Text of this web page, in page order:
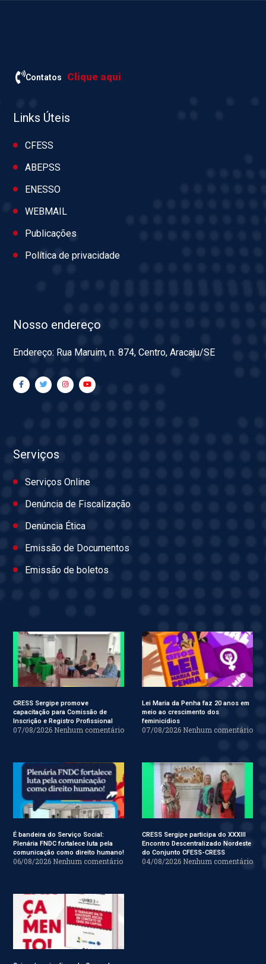
Contatos Clique aqui
Links Úteis
CFESS
ABEPSS
ENESSO
WEBMAIL
Publicações
Política de privacidade
Nosso endereço
Endereço: Rua Maruim, n. 874, Centro, Aracaju/SE
Serviços
Serviços Online
Denúncia de Fiscalização
Denúncia Ética
Emissão de Documentos
Emissão de boletos
CRESS Sergipe promove
capacitação para Comissão de
Inscrição e Registro Profissional
07/08/2026 Nenhum comentário
Lei Maria da Penha faz 20 anos em
meio ao crescimento dos
feminicídios
07/08/2026 Nenhum comentário
É bandeira do Serviço Social:
Plenária FNDC fortalece luta pela
comunicação como direito humano!
06/08/2026 Nenhum comentário
CRESS Sergipe participa do XXXIII
Encontro Descentralizado Nordeste
do Conjunto CFESS-CRESS
04/08/2026 Nenhum comentário